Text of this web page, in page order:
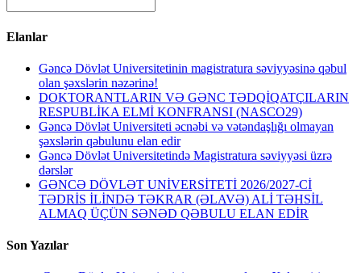
Elanlar
Gəncə Dövlət Universitetinin magistratura səviyyəsinə qəbul
olan şəxslərin nəzərinə!
DOKTORANTLARIN VƏ GƏNC TƏDQİQATÇILARIN
RESPUBLİKA ELMİ KONFRANSI (NASCO29)
Gəncə Dövlət Universiteti əcnəbi və vətəndaşlığı olmayan
şəxslərin qəbulunu elan edir
Gəncə Dövlət Universitetində Magistratura səviyyəsi üzrə
dərslər
GƏNCƏ DÖVLƏT UNİVERSİTETİ 2026/2027-Cİ
TƏDRİS İLİNDƏ TƏKRAR (ƏLAVƏ) ALİ TƏHSİL
ALMAQ ÜÇÜN SƏNƏD QƏBULU ELAN EDİR
Son Yazılar